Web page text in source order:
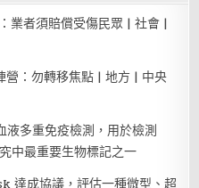
者須賠償受傷民眾 | 社會 |
：勿轉移焦點 | 地方 | 中央
多重免疫檢測，用於檢測
中最重要生物標記之一
成協議，評估一種微型、超